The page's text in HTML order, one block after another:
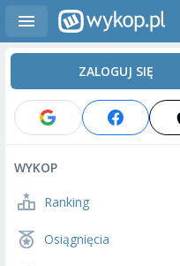
ZALOGUJ SIĘ
WYKOP
Ranking
Osiągnięcia